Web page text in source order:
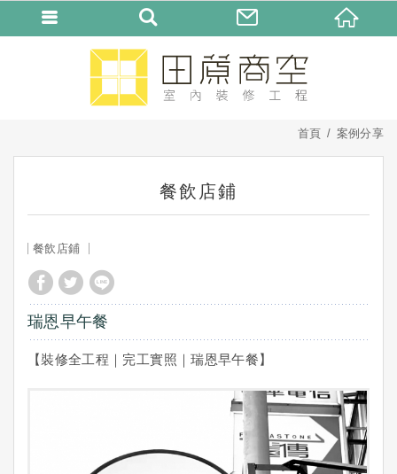
首頁 案例分享
餐飲店鋪
餐飲店鋪
瑞恩早午餐
【裝修全工程｜完工實照｜瑞恩早午餐】